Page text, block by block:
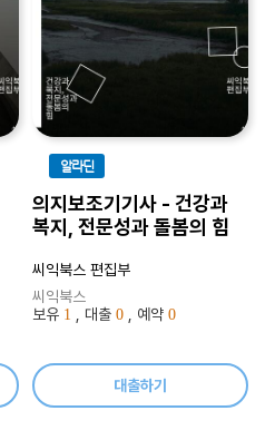
알라딘
의지보조기기사 - 건강과
복지, 전문성과 돌봄의 힘
씨익북스 편집부
씨익북스
보유 1 , 대출 0 , 예약 0
대출하기